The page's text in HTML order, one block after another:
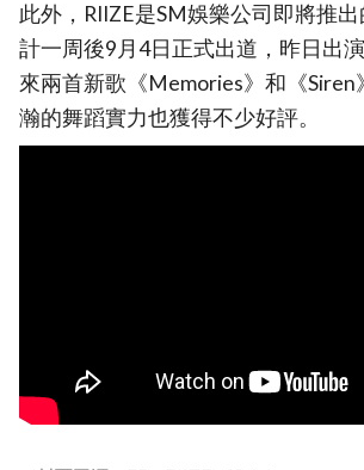
此外，RIIZE是SM娛樂公司即將推
計一周後9月4日正式出道，昨日出
來兩首新歌《Memories》和《Siren
瀚的舞蹈實力也獲得不少好評。